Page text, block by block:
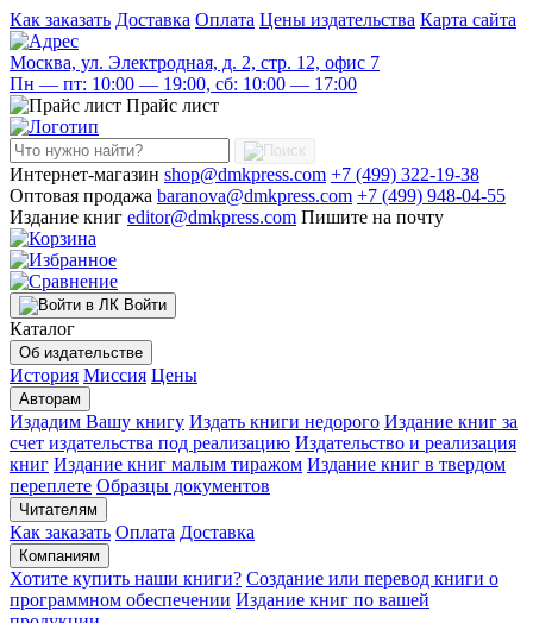
Как заказать Доставка Оплата Цены издательства Карта сайта
Москва, ул. Электродная, д. 2, стр. 12, офис 7
Пн — пт: 10:00 — 19:00, сб: 10:00 — 17:00
Прайс лист
Интернет-магазин shop@dmkpress.com +7 (499) 322-19-38
Оптовая продажа baranova@dmkpress.com +7 (499) 948-04-55
Издание книг editor@dmkpress.com Пишите на почту
Войти
Каталог
Об издательстве
История Миссия Цены
Авторам
Издадим Вашу книгу Издать книги недорого Издание книг за
счет издательства под реализацию Издательство и реализация
книг Издание книг малым тиражом Издание книг в твердом
переплете Образцы документов
Читателям
Как заказать Оплата Доставка
Компаниям
Хотите купить наши книги? Создание или перевод книги о
программном обеспечении Издание книг по вашей